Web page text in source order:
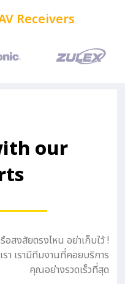
Receivers
our
อสงสัยตรงไหน อย่าเก็บใว้ !
า เรามีทีมงานที่คอยบริการ
คุณอย่างรวดเร็วที่สุด